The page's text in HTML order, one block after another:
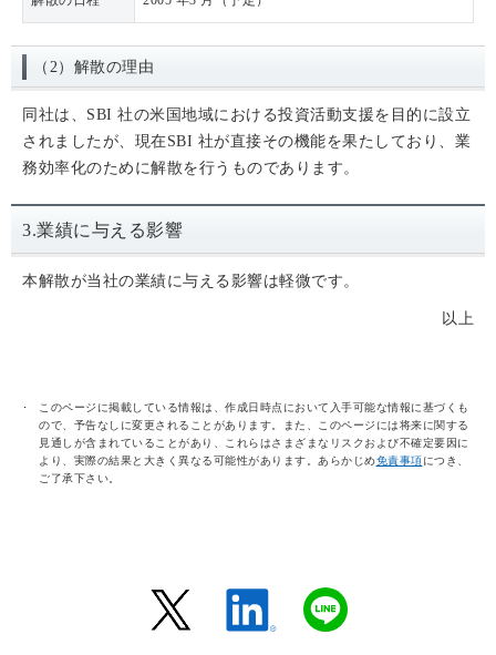
（2）解散の理由
同社は、SBI 社の米国地域における投資活動支援を目的に設立
されましたが、現在SBI 社が直接その機能を果たしており、業
務効率化のために解散を行うものであります。
3.業績に与える影響
本解散が当社の業績に与える影響は軽微です。
以上
このページに掲載している情報は、作成日時点において入手可能な情報に基づくも
ので、予告なしに変更されることがあります。また、このページには将来に関する
見通しが含まれていることがあり、これらはさまざまなリスクおよび不確定要因に
より、実際の結果と大きく異なる可能性があります。あらかじめ免責事項につき、
ご了承下さい。